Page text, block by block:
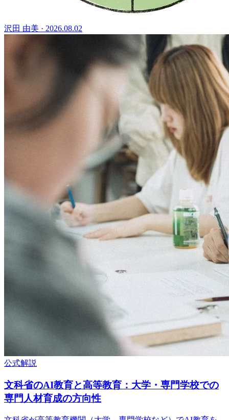
沢田 由美 · 2026.08.02
公式解説
文科省のAI教育と高等教育：大学・専門学校での
専門人材育成の方向性